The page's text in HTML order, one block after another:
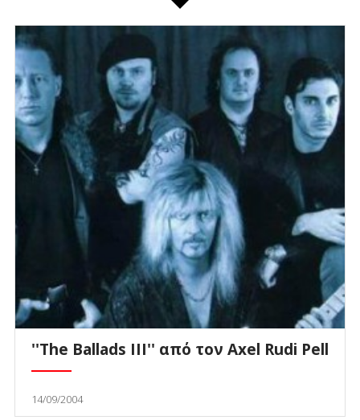
''The Ballads III'' από τον Axel Rudi Pell
14/09/2004